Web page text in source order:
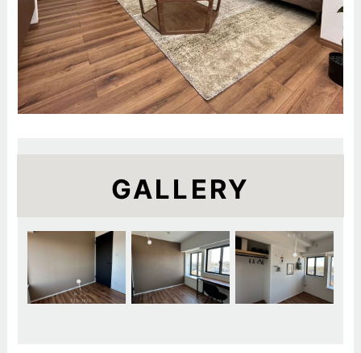
GALLERY